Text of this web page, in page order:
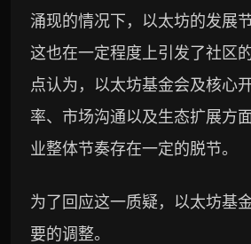
涌现的情况下，以太坊的发展
这也在一定程度上引发了社区
点认为，以太坊基金会及核心
率、市场沟通以及生态扩展方
业整体节奏存在一定的脱节。
为了回应这一质疑，以太坊基
要的调整。